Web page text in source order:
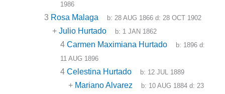
1986
3 Rosa Malaga b:28 AUG 1866 d:28 OCT 1902
+ Julio Hurtado b: 1 JAN 1862
4 Carmen Maximiana Hurtado b: 1896 d:
11 AUG 1896
4 Celestina Hurtado b: 12 JUL 1889
+ Mariano Alvarez b: 10 AUG 1884 d:23